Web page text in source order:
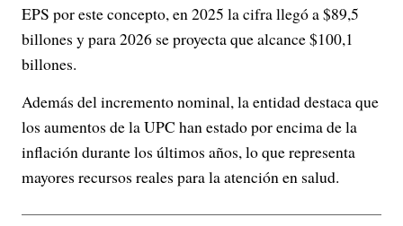
EPS por este concepto, en 2025 la cifra llegó a $89,5
billones y para 2026 se proyecta que alcance $100,1
billones.
Además del incremento nominal, la entidad destaca que
los aumentos de la UPC han estado por encima de la
inflación durante los últimos años, lo que representa
mayores recursos reales para la atención en salud.